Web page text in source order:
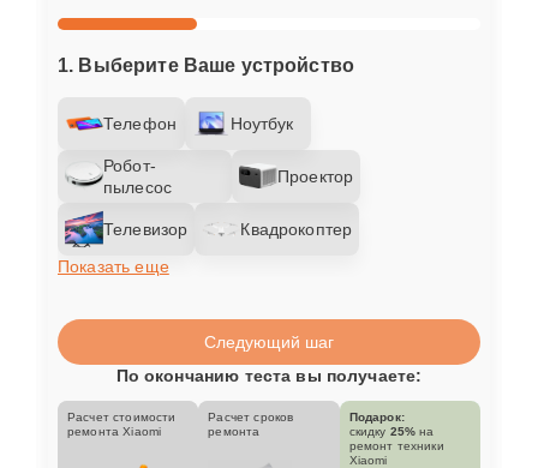
1. Выберите Ваше устройство
Телефон Ноутбук
Робот-
пылесос
Проектор
Телевизор
Квадрокоптер
Показать еще
Следующий шаг
По окончанию теста вы получаете:
Расчет стоимости
ремонта Xiaomi
Расчет сроков
ремонта
Подарок:
скидку 25% на
ремонт техники
Xiaomi